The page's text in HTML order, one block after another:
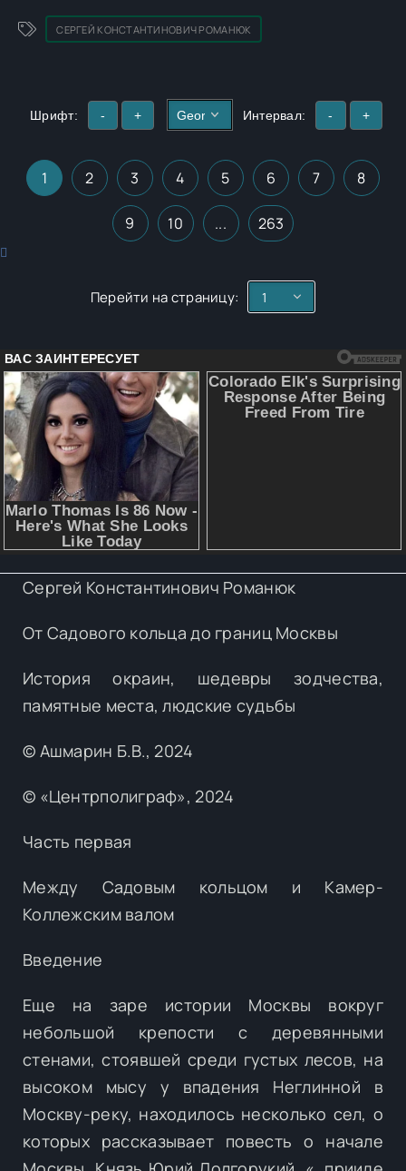
СЕРГЕЙ КОНСТАНТИНОВИЧ РОМАНЮК
Шрифт: - + Интервал: - +
1 2 3 4 5 6 7 8
9 10 ... 263
Перейти на страницу:
Сергей Константинович Романюк
От Садового кольца до границ Москвы
История окраин, шедевры зодчества,
памятные места, людские судьбы
© Ашмарин Б.В., 2024
© «Центрполиграф», 2024
Часть первая
Между Садовым кольцом и Камер-
Коллежским валом
Введение
Еще на заре истории Москвы вокруг
небольшой крепости с деревянными
стенами, стоявшей среди густых лесов, на
высоком мысу у впадения Неглинной в
Москву-реку, находилось несколько сел, о
которых рассказывает повесть о начале